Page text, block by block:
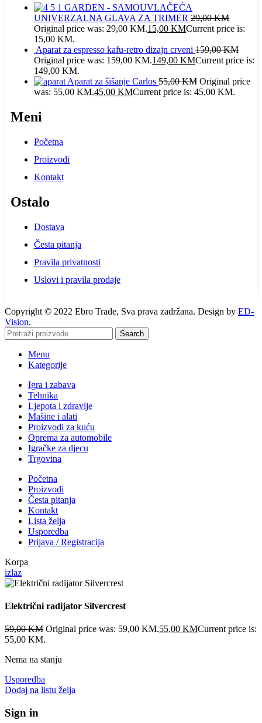
GARDEN - SAMOUVLAČEĆA
UNIVERZALNA GLAVA ZA TRIMER 29,00KM
Original price was: 29,00 KM.15,00 KMCurrent price is:
15,00 KM.
Aparat za espresso kafu-retro dizajn crveni 159,00KM
Original price was: 159,00 KM.149,00 KMCurrent price is:
149,00 KM.
Aparat za šišanje Carlos 55,00KM Original price
was: 55,00 KM.45,00 KMCurrent price is: 45,00 KM.
Meni
Početna
Proizvodi
Kontakt
Ostalo
Dostava
Česta pitanja
Pravila privatnosti
Uslovi i pravila prodaje
Copyright © 2022 Ebro Trade, Sva prava zadržana. Design by ED-
Vision.
Search
Menu
Kategorije
Igra i zabava
Tehnika
Ljepota i zdravlje
Mašine i alati
Proizvodi za kuću
Oprema za automobile
Igračke za djecu
Trgovina
Početna
Proizvodi
Česta pitanja
Kontakt
Lista želja
Usporedba
Prijava / Registracija
Korpa
izlaz
Električni radijator Silvercrest
59,00KM Original price was: 59,00 KM.55,00 KMCurrent price is:
55,00 KM.
Nema na stanju
Usporedba
Dodaj na listu želja
Sign in